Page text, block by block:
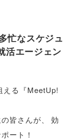
忙なスケジュ
活エージェン
える『MeetUp!
皆さんが
効
ート！